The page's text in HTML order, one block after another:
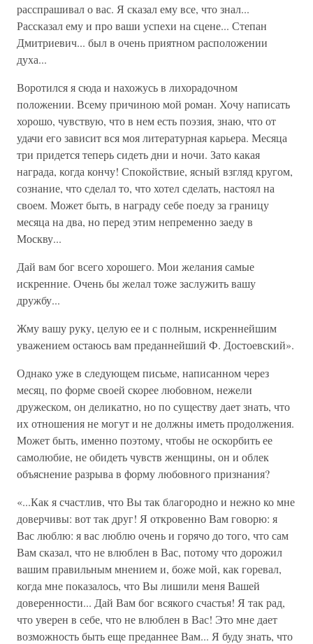
расспрашивал о вас. Я сказал ему все, что знал...
Рассказал ему и про ваши успехи на сцене... Степан
Дмитриевич... был в очень приятном расположении
духа...
Воротился я сюда и нахожусь в лихорадочном
положении. Всему причиною мой роман. Хочу написать
хорошо, чувствую, что в нем есть поэзия, знаю, что от
удачи его зависит вся моя литературная карьера. Месяца
три придется теперь сидеть дни и ночи. Зато какая
награда, когда кончу! Спокойствие, ясный взгляд кругом,
сознание, что сделал то, что хотел сделать, настоял на
своем. Может быть, в награду себе поеду за границу
месяца на два, но перед этим непременно заеду в
Москву...
Дай вам бог всего хорошего. Мои желания самые
искренние. Очень бы желал тоже заслужить вашу
дружбу...
Жму вашу руку, целую ее и с полным, искреннейшим
уважением остаюсь вам преданнейший Ф. Достоевский».
Однако уже в следующем письме, написанном через
месяц, по форме своей скорее любовном, нежели
дружеском, он деликатно, но по существу дает знать, что
их отношения не могут и не должны иметь продолжения.
Может быть, именно поэтому, чтобы не оскорбить ее
самолюбие, не обидеть чувств женщины, он и облек
объяснение разрыва в форму любовного признания?
«...Как я счастлив, что Вы так благородно и нежно ко мне
доверчивы: вот так друг! Я откровенно Вам говорю: я
Вас люблю: я вас люблю очень и горячо до того, что сам
Вам сказал, что не влюблен в Вас, потому что дорожил
вашим правильным мнением и, боже мой, как горевал,
когда мне показалось, что Вы лишили меня Вашей
доверенности... Дай Вам бог всякого счастья! Я так рад,
что уверен в себе, что не влюблен в Вас! Это мне дает
возможность быть еще преданнее Вам... Я буду знать, что